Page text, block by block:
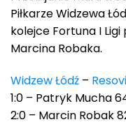
Piłkarze Widzewa
kolejce Fortuna I
Marcina Robaka.
Widzew Łódź –
1:0 – Patryk Mucha
2:0 – Marcin Robak